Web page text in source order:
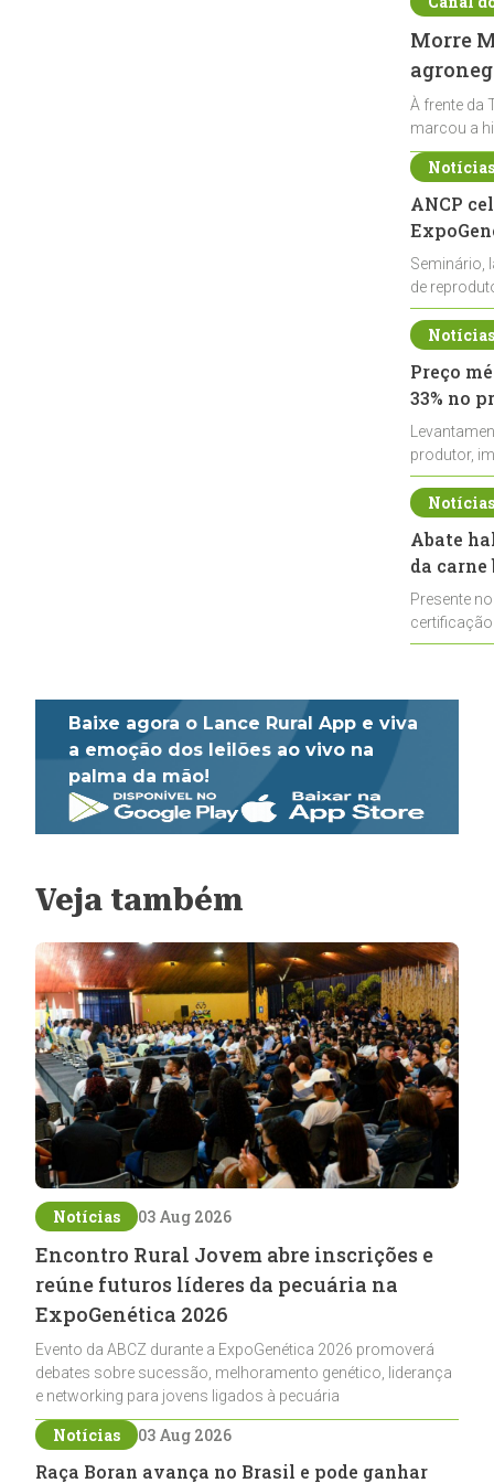
Morre
À frente da
marcou a
ANCP
Seminário,
de
durante a
Preço
33% no
produtor,
de leite cru
Abate
da
Presente
Baixe agora o Lance Rural App e viva
a emoção dos leilões ao vivo na
palma da mão!
Veja também
Notícias 03 Aug 2026
Encontro Rural Jovem abre inscrições e
reúne futuros líderes da pecuária na
ExpoGenética 2026
Evento da ABCZ durante a ExpoGenética 2026 promoverá
debates sobre sucessão, melhoramento genético, liderança
e networking para jovens ligados à pecuária
Notícias 03 Aug 2026
Raça Boran avança no Brasil e pode ganhar